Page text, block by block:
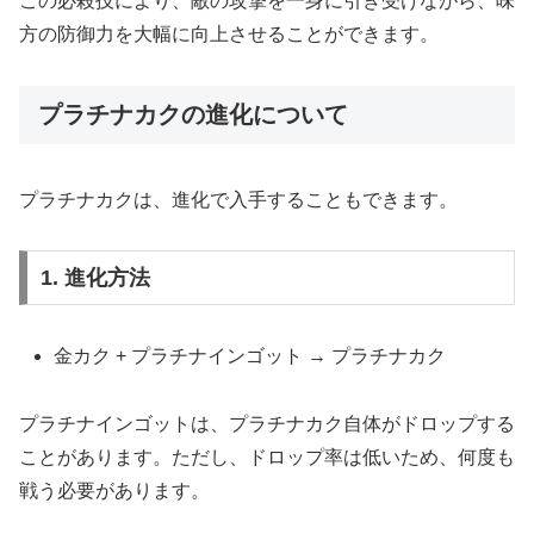
方の防御力を大幅に向上させることができます。
プラチナカクの進化について
プラチナカクは、進化で入手することもできます。
1. 進化方法
金カク + プラチナインゴット → プラチナカク
プラチナインゴットは、プラチナカク自体がドロップする
ことがあります。ただし、ドロップ率は低いため、何度も
戦う必要があります。